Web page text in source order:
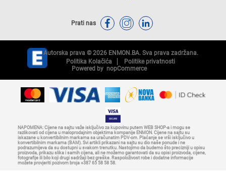
Prati nas
Autorska prava © 2026 ENMON.BA. Sva prava zadržana.
Politika Kolačića
Politike privatnosti
Powered by nopCommerce
NAPOMENA: Cijene na sajtu važe isključivo za kupovinu putem WEB SHOP-a i mogu se
razlikovati od cijena u maloprodajnim objektima kompanije ENMON. Cijene na sajtu su
iskazane u konvertibilnim markama sa uračunatim PDV-om. Plaćanje se vrši isključivo u
konvertibilnim markama (BAM). Svi artikli prikazani na sajtu su dio naše ponude i ne
podrazumijeva da su dostupni u svakom trenutku. Nastojimo da budemo što precizniji u opisu
proizvoda, prikazu slika i samih cijena, ali ne možemo garantovati da su opisi proizvoda, cijene,
fotografije ili bilo koji drugi sadržaji bez greške. Raspoloživost robe i dodatne informacije
možete provjeriti pozivom broja +387 65 58 58 58.